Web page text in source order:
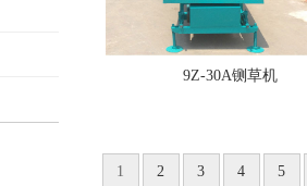
9Z-30A铡草机
1 2 3 4 5